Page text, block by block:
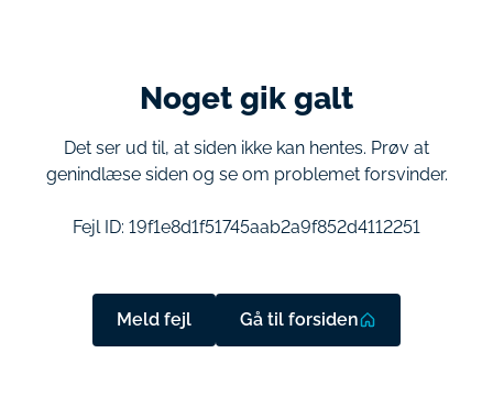
Noget gik galt
Det ser ud til, at siden ikke kan hentes. Prøv at
genindlæse siden og se om problemet forsvinder.
Fejl ID: 19f1e8d1f51745aab2a9f852d4112251
Meld fejl Gå til forsiden